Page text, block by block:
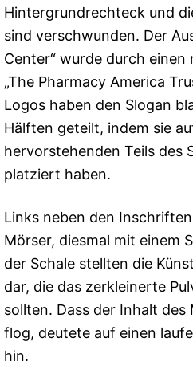
Hintergrundrechteck und
sind verschwunden. Der
Center“ wurde durch einen
„The Pharmacy America
Logos haben den Slogan
Hälften geteilt, indem sie
hervorstehenden Teils des
platziert haben.
Links neben den
Mörser, diesmal mit einem
der Schale stellten die
dar, die das zerkleinerte
sollten. Dass der Inhalt des
flog, deutete auf einen
hin.